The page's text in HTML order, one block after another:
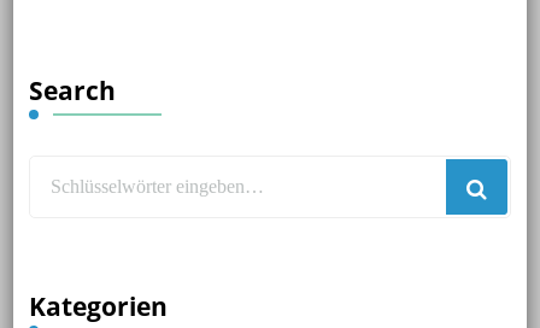
Search
Kategorien